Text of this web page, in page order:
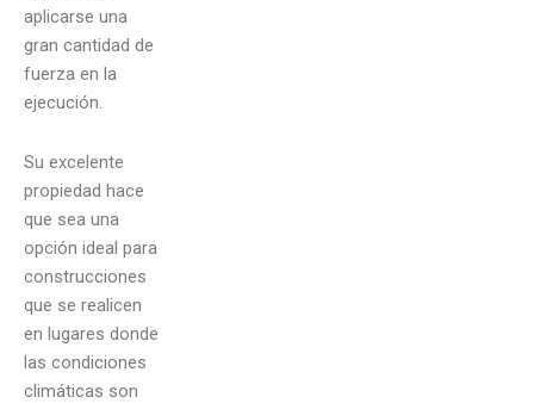
aplicarse una
gran cantidad de
fuerza en la
ejecución.
Su excelente
propiedad hace
que sea una
opción ideal para
construcciones
que se realicen
en lugares donde
las condiciones
climáticas son